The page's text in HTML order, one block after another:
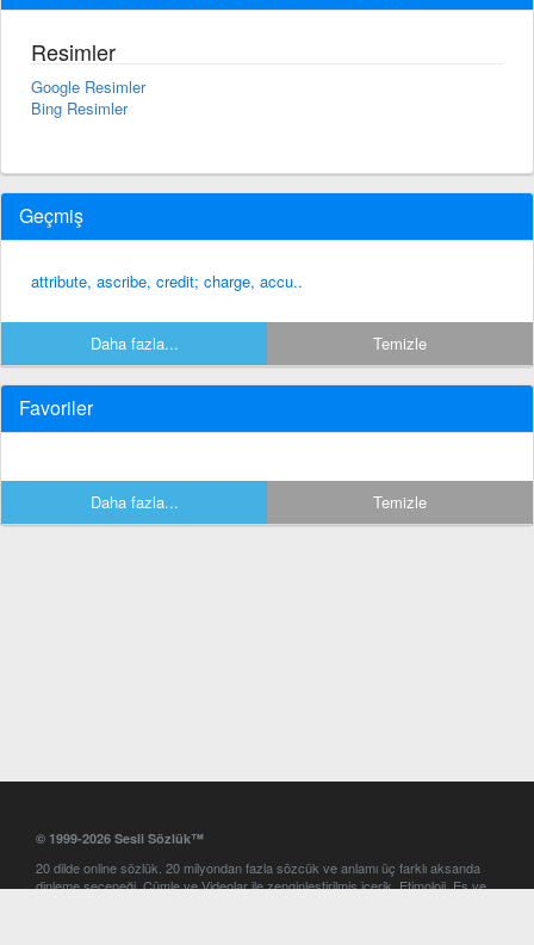
Resimler
Google Resimler
Bing Resimler
Geçmiş
attribute, ascribe, credit; charge, accu..
Daha fazla... Temizle
Favoriler
Daha fazla... Temizle
© 1999-2026 Sesli Sözlük™
20 dilde online sözlük. 20 milyondan fazla sözcük ve anlamı üç farklı aksanda
dinleme seçeneği. Cümle ve Videolar ile zenginleştirilmiş içerik. Etimoloji, Eş ve